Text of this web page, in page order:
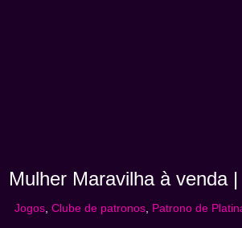
Mulher Maravilha à venda
Jogos, Clube de patronos, Patrono de